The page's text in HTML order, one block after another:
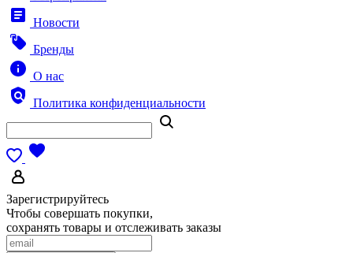
Новости
Бренды
О нас
Политика конфиденциальности
Зарегистрируйтесь
Чтобы совершать покупки,
сохранять товары и отслеживать заказы